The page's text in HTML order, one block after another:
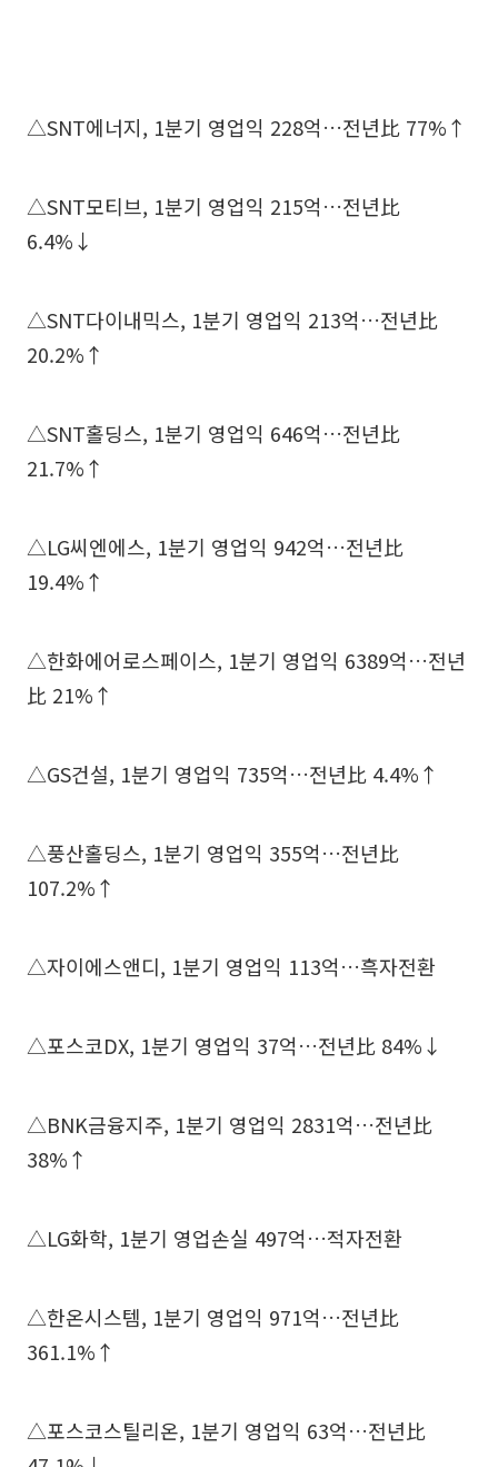
△SNT에너지, 1분기 영업익 228억…전년比 77%↑
△SNT모티브, 1분기 영업익 215억…전년比
6.4%↓
△SNT다이내믹스, 1분기 영업익 213억…전년比
20.2%↑
△SNT홀딩스, 1분기 영업익 646억…전년比
21.7%↑
△LG씨엔에스, 1분기 영업익 942억…전년比
19.4%↑
△한화에어로스페이스, 1분기 영업익 6389억…전년
比 21%↑
△GS건설, 1분기 영업익 735억…전년比 4.4%↑
△풍산홀딩스, 1분기 영업익 355억…전년比
107.2%↑
△자이에스앤디, 1분기 영업익 113억…흑자전환
△포스코DX, 1분기 영업익 37억…전년比 84%↓
△BNK금융지주, 1분기 영업익 2831억…전년比
38%↑
△LG화학, 1분기 영업손실 497억…적자전환
△한온시스템, 1분기 영업익 971억…전년比
361.1%↑
△포스코스틸리온, 1분기 영업익 63억…전년比